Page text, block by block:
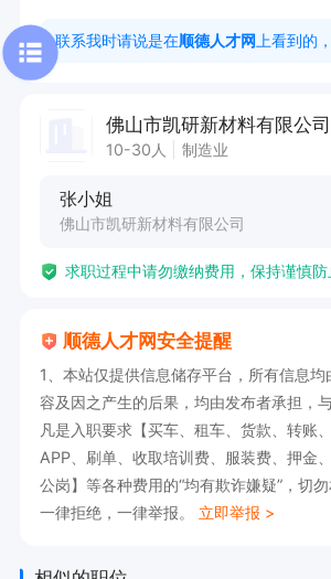
联系我时请说是在顺德人才网 上看到的
佛山市凯研新材料有限公司
10-30人 制造业
张小姐
佛山市凯研新材料有限公司
求职过程中请勿缴纳费用，保持谨慎防
顺德人才网安全提醒
1、本站仅提供信息储存平台，所有信息
容及因之产生的后果，均由发布者承担，
凡是入职要求【买车、租车、货款、转账
APP、刷单、收取培训费、服装费、押金
公岗】等各种费用的“均有欺诈嫌疑”，切
一律拒绝，一律举报。 立即举报 >